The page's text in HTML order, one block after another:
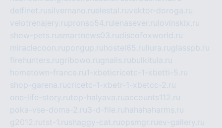
delfinet.rusilvernano.ruelestal.ruvektor-doroga.ru
velotrenajery.rupronso54.ru lenasever.ru lovinskix.ru
show-pets.rusmartnews03.rudiscofoxworld.ru
miraclecoon.rupongup.ru hostel65.ru liura.ruglasspb.ru
firehunters.rugribowo.rugnalis.rubulkitula.ru
hometown-france.ru1-xbeticricetc-1-xbetti-5.ru
shop-garena.rucricetc-1-xbetr-1-xbetcc-2.ru
one-life-story.rutop-halyava.ruaccounts112.ru
poka-vse-doma-2.ru3-d-file.ru hahahaharms.ru
g2012.rutst-1.rushaggy-cat.ruopsmgr.ruev-gallery.ru